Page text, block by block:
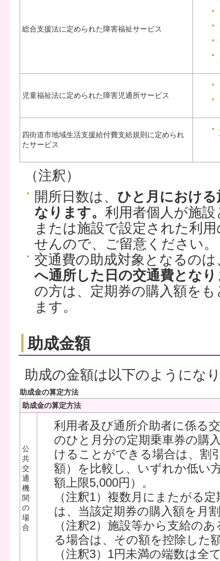
総合支援法に定められた障害福祉サービス
児童福祉法に定められた障害児通所サービス
四街道市地域生活支援給付費支給規則に定められ
たサービス
（注釈）
開所日数は、 ひと月におけ
なります。 利用者個人が施
または施設で設定された利
せんので、ご留意ください。
交通費の助成対象となるのは
へ通所した日の交通費とな
の方は、定期券の購入額を
ます。
助成金額
助成の金額は以下のようにな
助成金の算定方法
助成金の算定方法
公
共
交
通
機
関
の
場
合
利用者及び通所介助者に係る
のひと月分の定期乗車券の購
けることができる場合は、割
額）を比較し、いずれか低い
額上限5,000円）。
（注釈1）複数月にまたがる
は、当該定期券の購入額を月
（注釈2）施設等から支給の
る場合は、その額を控除した
（注釈3）1円未満の端数は全